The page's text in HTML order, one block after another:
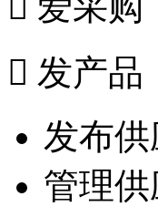
 发产品
发布供
管理供